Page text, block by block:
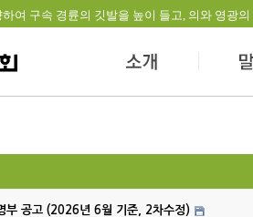
여 구속 경륜의 깃발을 높이 들고, 의와 영광
부 공고 (2026년 6월 기준, 2차수정)